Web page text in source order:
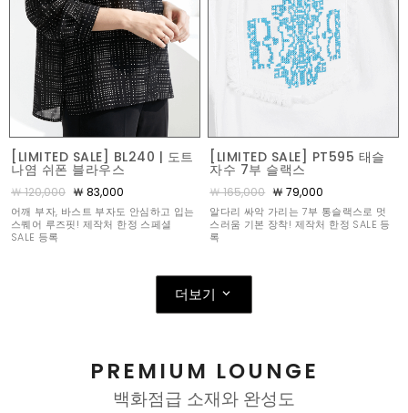
[LIMITED SALE] BL240 | 도트
나염 쉬폰 블라우스
￦ 120,000 ￦ 83,000
어깨 부자, 바스트 부자도 안심하고 입는
스퀘어 루즈핏! 제작처 한정 스페셜
SALE 등록
[LIMITED SALE] PT595 태슬
자수 7부 슬랙스
￦ 165,000 ￦ 79,000
알다리 싸악 가리는 7부 통슬랙스로 멋
스러움 기본 장착! 제작처 한정 SALE 등
록
더보기
PREMIUM LOUNGE
백화점급 소재와 완성도